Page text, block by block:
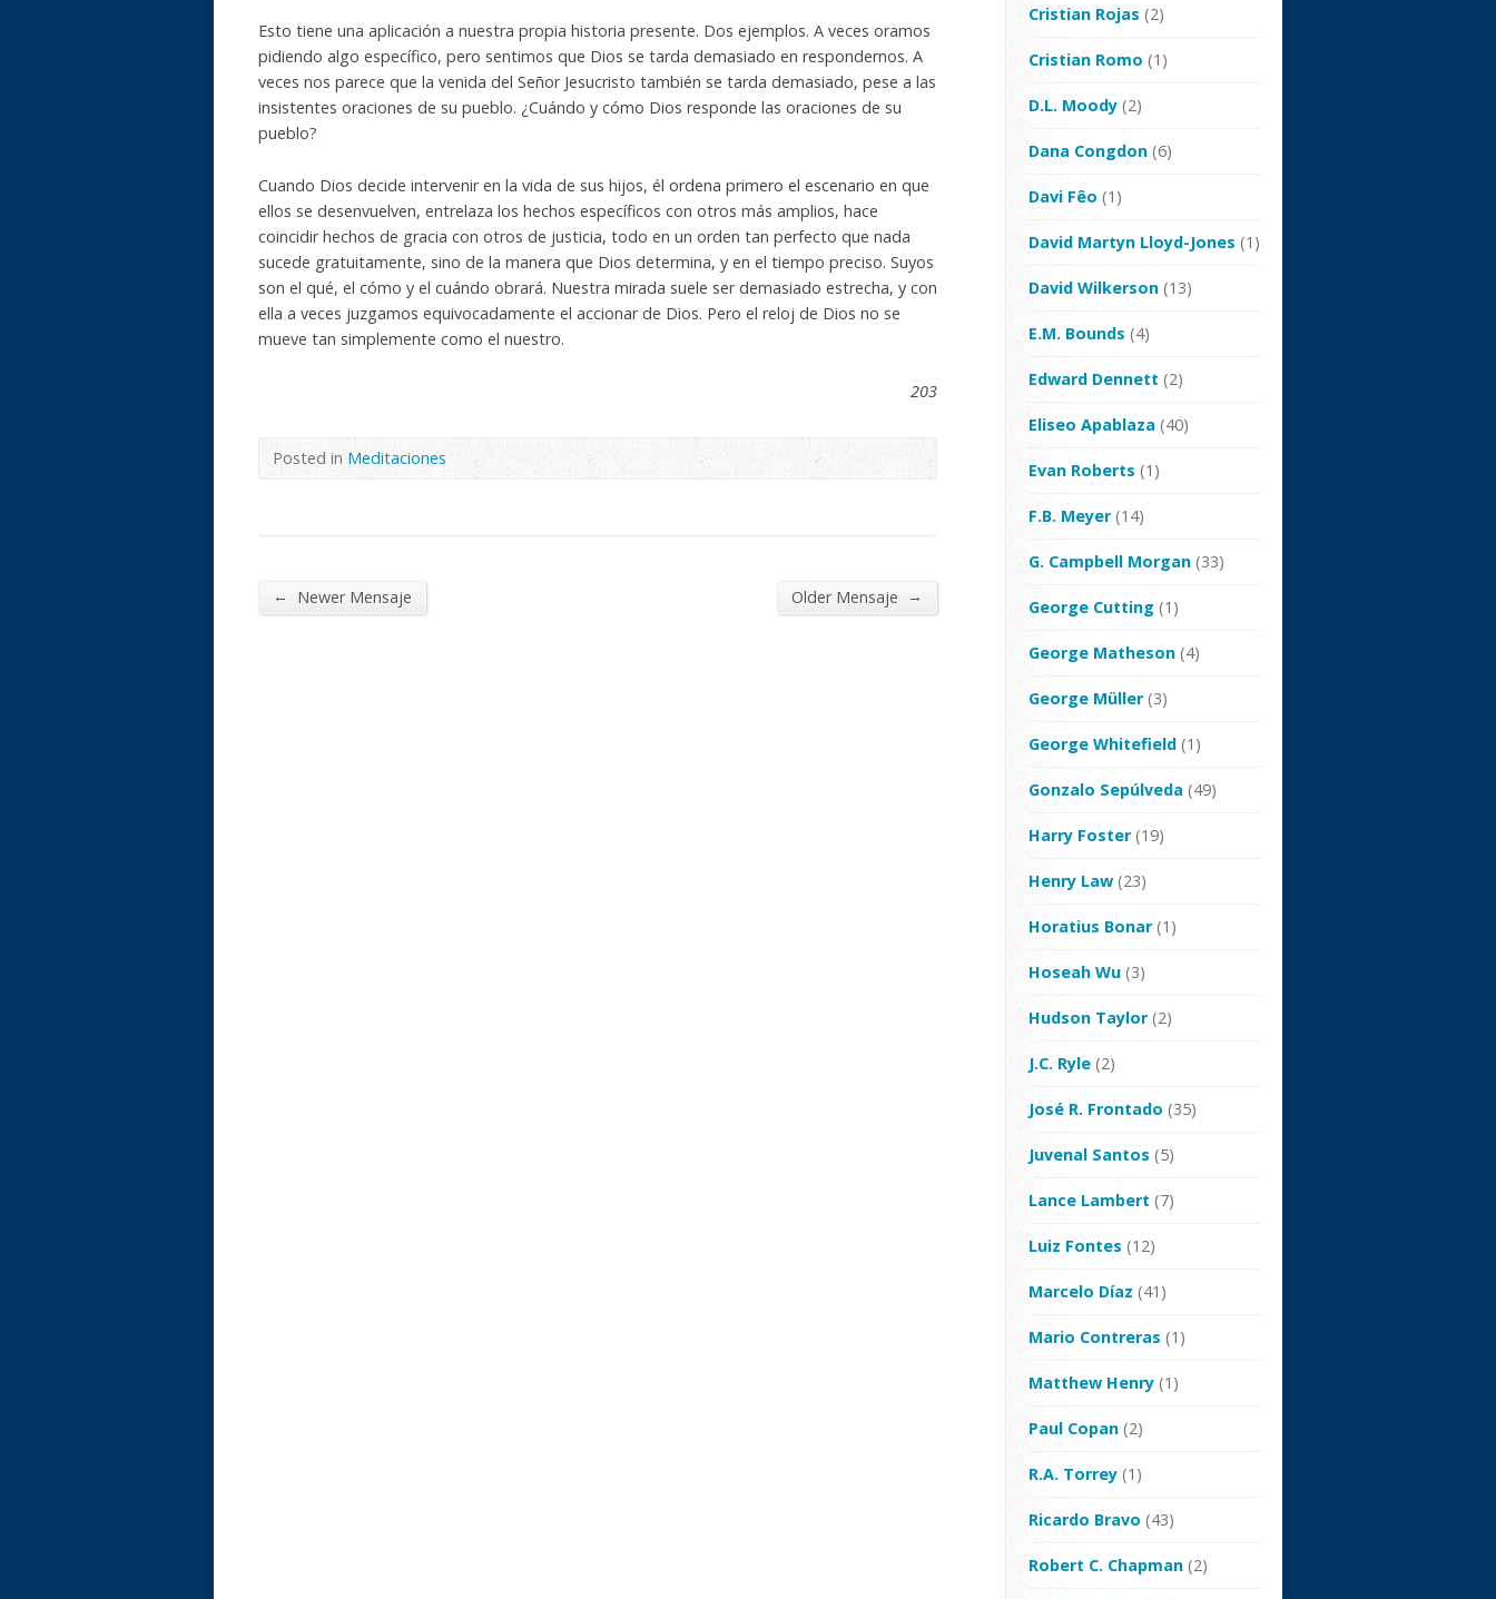
Esto tiene una aplicación a nuestra propia historia presente. Dos ejemplos. A veces oramos
pidiendo algo específico, pero sentimos que Dios se tarda demasiado en respondernos. A
veces nos parece que la venida del Señor Jesucristo también se tarda demasiado, pese a las
insistentes oraciones de su pueblo. ¿Cuándo y cómo Dios responde las oraciones de su
pueblo?
Cuando Dios decide intervenir en la vida de sus hijos, él ordena primero el escenario en que
ellos se desenvuelven, entrelaza los hechos específicos con otros más amplios, hace
coincidir hechos de gracia con otros de justicia, todo en un orden tan perfecto que nada
sucede gratuitamente, sino de la manera que Dios determina, y en el tiempo preciso. Suyos
son el qué, el cómo y el cuándo obrará. Nuestra mirada suele ser demasiado estrecha, y con
ella a veces juzgamos equivocadamente el accionar de Dios. Pero el reloj de Dios no se
mueve tan simplemente como el nuestro.
203
Posted inMeditaciones
← Newer Mensaje Older Mensaje →
Cristian Rojas (2)
Cristian Romo (1)
D.L. Moody (2)
Dana Congdon (6)
Davi Fêo (1)
David Martyn Lloyd-Jones (1)
David Wilkerson (13)
E.M. Bounds (4)
Edward Dennett (2)
Eliseo Apablaza (40)
Evan Roberts (1)
F.B. Meyer(14)
G. Campbell Morgan (33)
George Cutting (1)
George Matheson (4)
George Müller(3)
George Whitefield (1)
Gonzalo Sepúlveda (49)
Harry Foster(19)
Henry Law (23)
Horatius Bonar(1)
Hoseah Wu (3)
Hudson Taylor(2)
J.C. Ryle (2)
José R. Frontado (35)
Juvenal Santos (5)
Lance Lambert (7)
Luiz Fontes (12)
Marcelo Díaz (41)
Mario Contreras (1)
Matthew Henry (1)
Paul Copan (2)
R.A. Torrey (1)
Ricardo Bravo (43)
Robert C. Chapman (2)